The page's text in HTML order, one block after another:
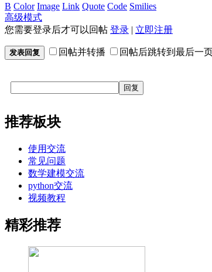
B Color Image Link Quote Code Smilies
高级模式
您需要登录后才可以回帖 登录 | 立即注册
发表回复 回帖并转播 回帖后跳转到最后一
回复
推荐板块
使用交流
常见问题
数学建模交流
python交流
视频教程
精彩推荐